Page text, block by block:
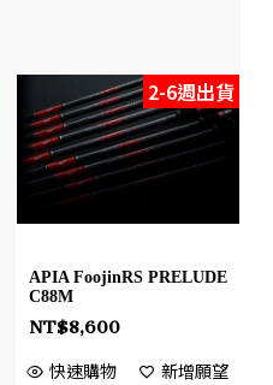
2-6週出貨
APIA FoojinRS PRELUDE
C88M
NT$8,600
快速購物 新增願望